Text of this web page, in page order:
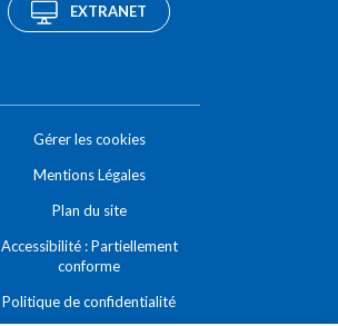
EXTRANET
Gérer les cookies
Mentions Légales
Plan du site
Accessibilité : Partiellement
conforme
Politique de confidentialité